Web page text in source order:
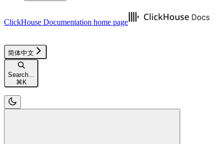
ClickHouse Documentation home page
简体中文
Search...
⌘K